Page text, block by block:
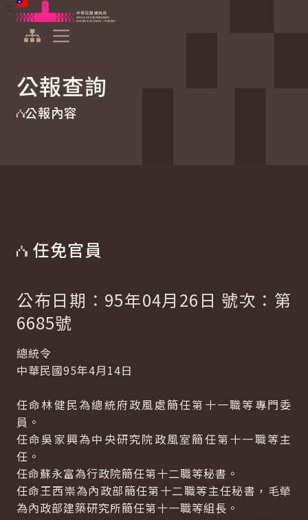
跳到主要內容
中華民國總統府
公報查詢
公報內容
任免官員
公布日期：95年04月26日 號次：第
6685號
總統令
中華民國95年4月14日
任命林健民為總統府政風處簡任第十一職等專門委
員。
任命吳家興為中央研究院政風室簡任第十一職等主
任。
任命蘇永富為行政院簡任第十二職等秘書。
任命王西崇為內政部簡任第十二職等主任秘書，毛犖
為內政部建築研究所簡任第十一職等組長。